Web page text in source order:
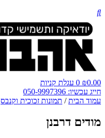
₪0.00
0 עגלת קניות
חייג עכשיו: 050-9997396
עמוד הבית/ תמונות זכוכית וקנבס
מודים דרבנן